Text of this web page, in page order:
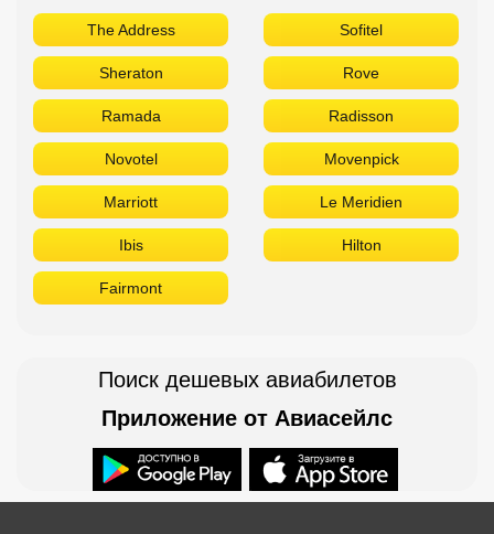
The Address Sofitel
Sheraton Rove
Ramada Radisson
Novotel Movenpick
Marriott Le Meridien
Ibis Hilton
Fairmont
Поиск дешевых авиабилетов
Приложение от Авиасейлс